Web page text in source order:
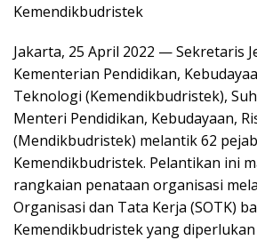
Kemendikbudristek
Jakarta, 25 April 2022 — Sekretaris
Kementerian Pendidikan,
Teknologi (Kemendikbudristek),
Menteri Pendidikan, Kebudayaan,
(Mendikbudristek) melantik 62
Kemendikbudristek. Pelantikan ini
rangkaian penataan organisasi
Organisasi dan Tata Kerja (SOTK)
Kemendikbudristek yang